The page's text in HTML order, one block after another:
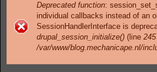
Error message
Deprecated function:
individual callbacks instead of an
SessionHandlerInterface is
drupal_session_initialize() (line 245
/var/www/blog.mechanicape.nl/